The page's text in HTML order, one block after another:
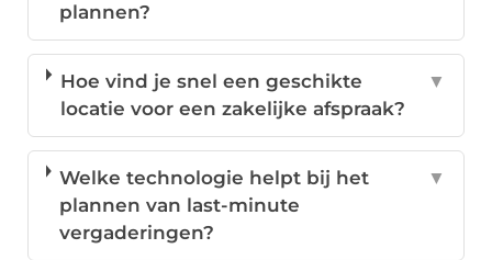
plannen?
Hoe vind je snel een geschikte
locatie voor een zakelijke afspraak?
▼
Welke technologie helpt bij het
plannen van last-minute
vergaderingen?
▼